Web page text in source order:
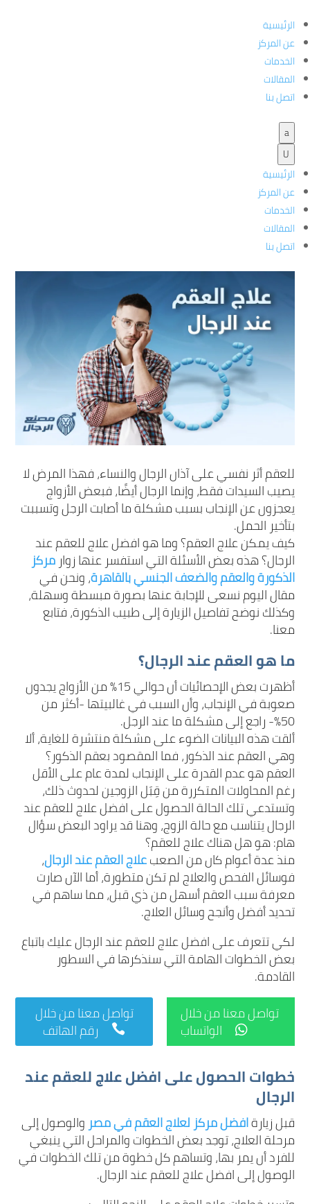
الرئيسية
عن المركز
الخدمات
المقالات
اتصل بنا
a
U
الرئيسية
عن المركز
الخدمات
المقالات
اتصل بنا
4 خطوات، تفاصيل زيارة طبيب الذكورة للحصول
للعقم أثر نفسي على آذان الرجال والنساء، فهذا المرض لا
يصيب السيدات فقط، وإنما الرجال أيضًا، فبعض الأزواج
يعجزون عن الإنجاب بسبب مشكلة ما أصابت الرجل وتسببت
بتأخير الحمل.
كيف يمكن علاج العقم؟ وما هو افضل علاج للعقم عند
الرجال؟ هذه بعض الأسئلة التي استفسر عنها زوارمركز
الذكورة والعقم والضعف الجنسي بالقاهرة، ونحن في
مقال اليوم نسعى للإجابة عنها بصورة مبسطة وسهلة،
وكذلك نوضح تفاصيل الزيارة إلى طبيب الذكورة، فتابع
معنا.
ما هو العقم عند الرجال؟
أظهرت بعض الإحصائيات أن حوالي 15% من الأزواج يجدون
صعوبة في الإنجاب، وأن السبب في غالبيتها -أكثر من
50%- راجع إلى مشكلة ما عند الرجل.
ألقت هذه البيانات الضوء على مشكلة منتشرة للغاية، ألا
وهي العقم عند الذكور، فما المقصود بعقم الذكور؟
العقم هو عدم القدرة على الإنجاب لمدة عام على الأقل
رغم المحاولات المتكررة من قِبَل الزوجين لحدوث ذلك،
وتستدعي تلك الحالة الحصول على افضل علاج للعقم عند
الرجال يتناسب مع حالة الزوج، وهنا قد يراود البعض سؤال
هام: هو هل هناك علاج للعقم؟
منذ عدة أعوام كان من الصعبعلاج العقم عند الرجال،
فوسائل الفحص والعلاج لم تكن متطورة، أما الآن صارت
معرفة سبب العقم أسهل من ذي قبل، مما ساهم في
تحديد أفضل وأنجح وسائل العلاج.
لكي تتعرف على افضل علاج للعقم عند الرجال عليك باتباع
بعض الخطوات الهامة التي سنذكرها في السطور
القادمة.
تواصل معنا من خلال
رقم الهاتف 
تواصل معنا من خلال
الواتساب 
خطوات الحصول على افضل علاج للعقم عند
الرجال
قبل زيارةافضل مركز لعلاج العقم في مصر والوصول إلى
مرحلة العلاج، توجد بعض الخطوات والمراحل التي ينبغي
للفرد أن يمر بها، وتساهم كل خطوة من تلك الخطوات في
الوصول إلى افضل علاج للعقم عند الرجال.